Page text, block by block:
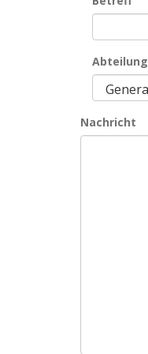
Abteilung
Nachricht